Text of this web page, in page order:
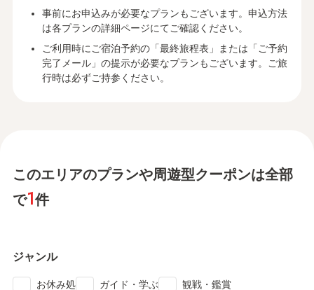
事前にお申込みが必要なプランもございます。申込方法
は各プランの詳細ページにてご確認ください。
ご利用時にご宿泊予約の「最終旅程表」または「ご予約
完了メール」の提示が必要なプランもございます。ご旅
行時は必ずご持参ください。
このエリアのプランや周遊型クーポンは全部
で1件
ジャンル
お休み処 ガイド・学ぶ 観戦・鑑賞